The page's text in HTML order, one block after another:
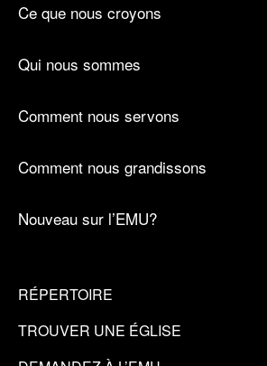
Ce que nous croyons
Qui nous sommes
Comment nous servons
Comment nous grandissons
Nouveau sur l’EMU?
RÉPERTOIRE
TROUVER UNE ÉGLISE